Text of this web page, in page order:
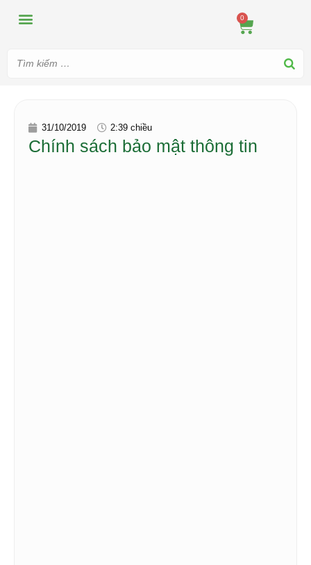
0
31/10/2019 2:39 chiều
Chính sách bảo mật thông tin